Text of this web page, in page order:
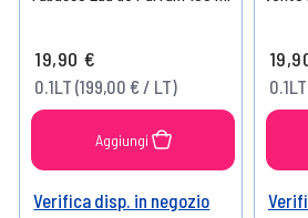
19,90 €
0.1LT (199,00 € / LT)
Aggiungi
Verifica disp. in negozio